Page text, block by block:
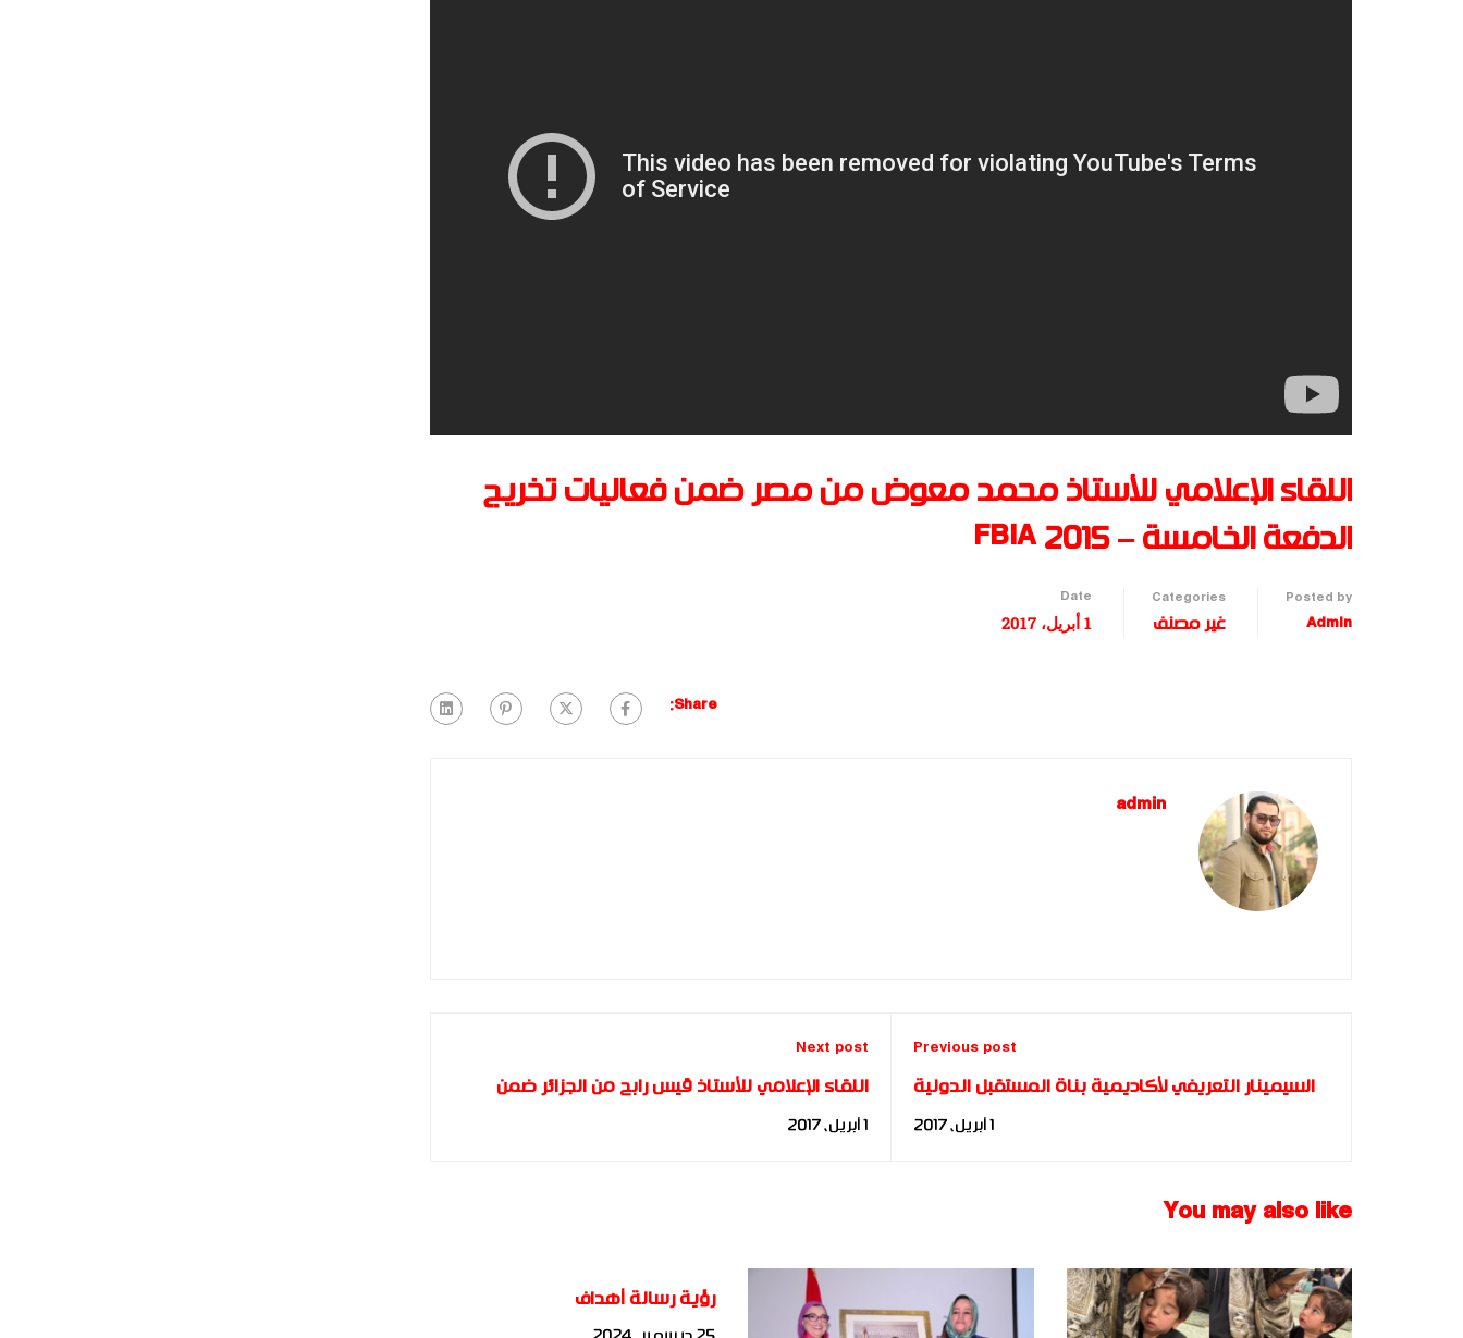
اللقاء الإعلامي للأستاذ محمد معوض من مصر ضمن فعاليات تخريج
الدفعة الخامسة – FBIA 2015
Posted by
Admin
Categories
غير مصنف
Date
1 أبريل، 2017
Share:
admin
Previous post
السيمينار التعريفي لأكاديمية بناة المستقبل الدولية
1 أبريل، 2017
Next post
اللقاء الإعلامي للأستاذ قيس رابح من الجزائر ضمن
فعاليات تخريج الدفعة الخامسة - FBIA 2015
1 أبريل، 2017
You may also like
رؤية رسالة أهداف